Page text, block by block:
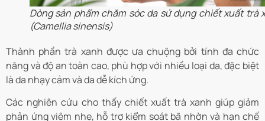
Dòng sản phẩm chăm sóc da sử dụng chiết xuất trà
(Camellia sinensis)
Thành phần trà xanh được ưa chuộng bởi tính đa chức
năng và độ an toàn cao, phù hợp với nhiều loại da, đặc biệt
là da nhạy cảm và da dễ kích ứng.
Các nghiên cứu cho thấy chiết xuất trà xanh giúp giảm
phản ứng viêm nhẹ, hỗ trợ kiểm soát bã nhờn và hạn chế